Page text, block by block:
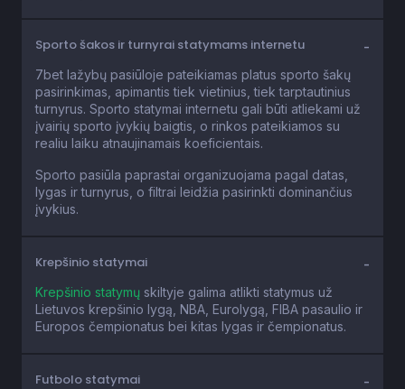
Sporto šakos ir turnyrai statymams internetu
7bet lažybų pasiūloje pateikiamas platus sporto šakų
pasirinkimas, apimantis tiek vietinius, tiek tarptautinius
turnyrus. Sporto statymai internetu gali būti atliekami už
įvairių sporto įvykių baigtis, o rinkos pateikiamos su
realiu laiku atnaujinamais koeficientais.
Sporto pasiūla paprastai organizuojama pagal datas,
lygas ir turnyrus, o filtrai leidžia pasirinkti dominančius
įvykius.
Krepšinio statymai
Krepšinio statymų skiltyje galima atlikti statymus už
Lietuvos krepšinio lygą, NBA, Eurolygą, FIBA pasaulio ir
Europos čempionatus bei kitas lygas ir čempionatus.
Futbolo statymai